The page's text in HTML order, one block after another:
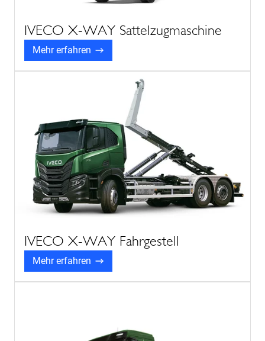
IVECO X-WAY Sattelzugmaschine
Mehr erfahren
IVECO X-WAY Fahrgestell
Mehr erfahren